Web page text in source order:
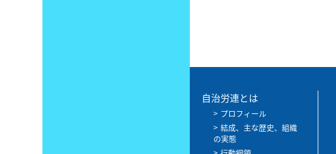
自治労連とは
プロフィール
結成、主な歴史、組織
の実態